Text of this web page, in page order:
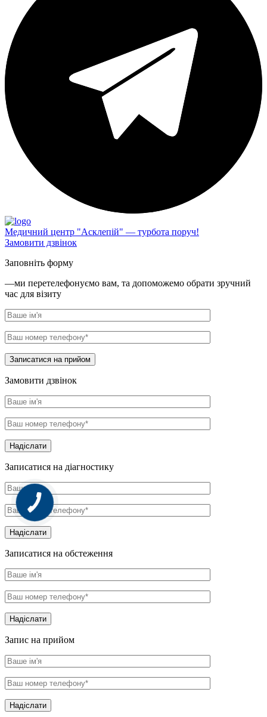
Медичний центр "Асклепій" — турбота поруч!
Замовити дзвінок
Заповніть форму
—ми перетелефонуємо вам, та допоможемо обрати зручний
час для візиту
Записатися на прийом
Замовити дзвінок
Надіслати
Записатися на діагностику
Надіслати
Записатися на обстеження
Надіслати
Запис на прийом
Надіслати